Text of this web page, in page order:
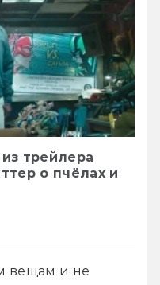
трейлера
о пчёлах и
вещам и не